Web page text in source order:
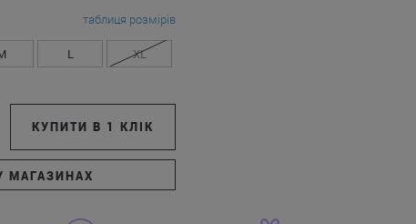
таблиця розмірів
L XL
КУПИТИ В 1 КЛІК
МАГАЗИНАХ